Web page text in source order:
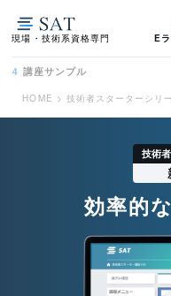
現場・技術系資格専門 E
4 講座サンプル
HOME > 技術者スターターシリ
技術
効率的